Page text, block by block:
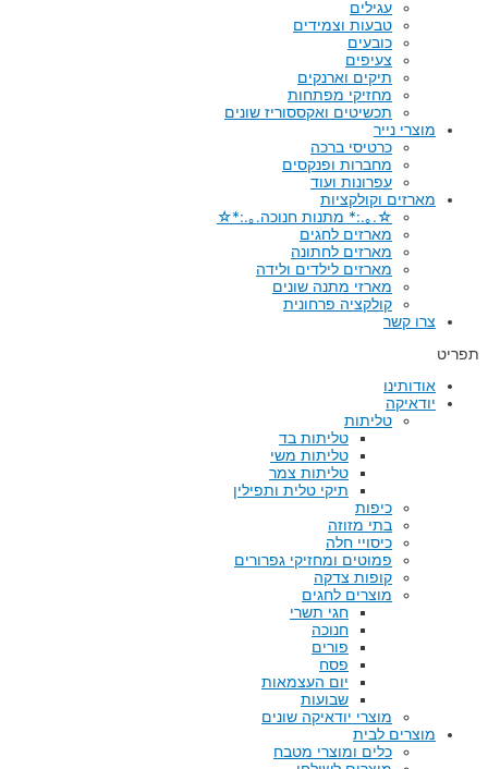
עגילים
טבעות וצמידים
כובעים
צעיפים
תיקים וארנקים
מחזיקי מפתחות
תכשיטים ואקססוריז שונים
מוצרי נייר
כרטיסי ברכה
מחברות ופנקסים
עפרונות ועוד
מארזים וקולקציות
☆.｡.:* מתנות חנוכה.｡.:*☆
מארזים לחגים
מארזים לחתונה
מארזים לילדים ולידה
מארזי מתנה שונים
קולקציה פרחונית
צרו קשר
תפריט
אודותינו
יודאיקה
טליתות
טליתות בד
טליתות משי
טליתות צמר
תיקי טלית ותפילין
כיפות
בתי מזוזה
כיסויי חלה
פמוטים ומחזיקי גפרורים
קופות צדקה
מוצרים לחגים
חגי תשרי
חנוכה
פורים
פסח
יום העצמאות
שבועות
מוצרי יודאיקה שונים
מוצרים לבית
כלים ומוצרי מטבח